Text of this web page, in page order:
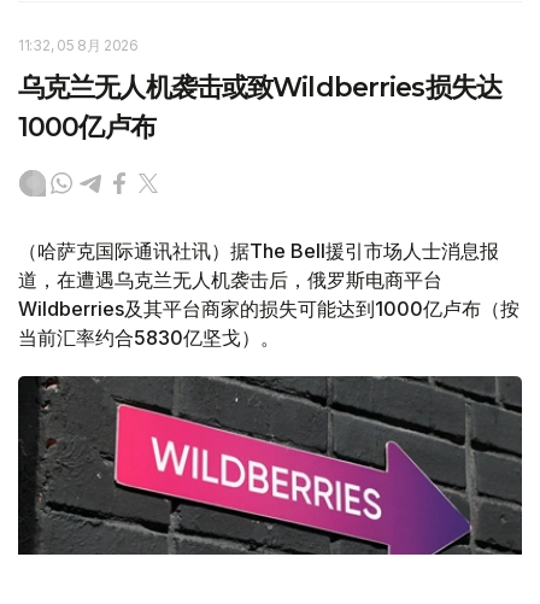
11:32, 05 8月 2026
乌克兰无人机袭击或致Wildberries损失达
1000亿卢布
（哈萨克国际通讯社讯）据The Bell援引市场人士消息报
道，在遭遇乌克兰无人机袭击后，俄罗斯电商平台
Wildberries及其平台商家的损失可能达到1000亿卢布（按
当前汇率约合5830亿坚戈）。